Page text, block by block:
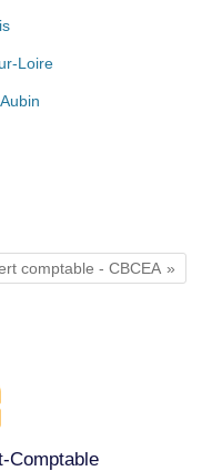
Loire
comptable - CBCEA
Comptable